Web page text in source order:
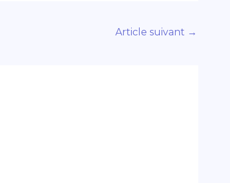
Article suivant →